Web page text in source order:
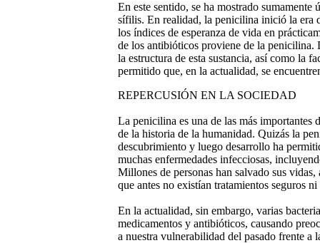
En este sentido, se ha mostrado
sífilis. En realidad, la penicilina inició la era
los índices de esperanza de vida en
de los antibióticos proviene de la
la estructura de esta sustancia, así como la
permitido que, en la actualidad, se
REPERCUSIÓN EN LA SOCIEDAD
La penicilina es una de las más
de la historia de la humanidad. Quizás la
descubrimiento y luego desarrollo ha
muchas enfermedades infecciosas,
Millones de personas han salvado sus
que antes no existían tratamientos seguros
En la actualidad, sin embargo, varias
medicamentos y antibióticos, causando
a nuestra vulnerabilidad del pasado frente a